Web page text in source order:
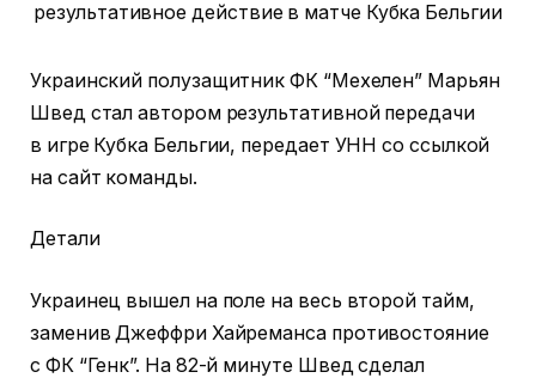
Украинский полузащитник ФК “Мехелен” Марьян
Швед стал автором результативной передачи
в игре Кубка Бельгии, передает УНН со ссылкой
на сайт команды.
Детали
Украинец вышел на поле на весь второй тайм,
заменив Джеффри Хайреманса противостояние
с ФК “Генк”. На 82-й минуте Швед сделал